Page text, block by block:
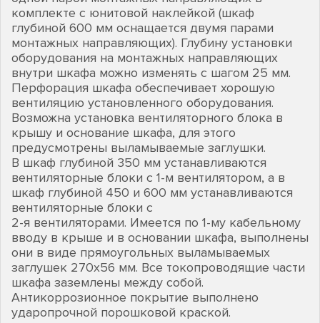
комплекте с юнитовой наклейкой (шкаф
глубиной 600 мм оснащается двумя парами
монтажных направляющих). Глубину установки
оборудования на монтажных направляющих
внутри шкафа можно изменять с шагом 25 мм.
Перфорация шкафа обеспечивает хорошую
вентиляцию установленного оборудования.
Возможна установка вентиляторного блока в
крышу и основание шкафа, для этого
предусмотрены выламываемые заглушки.
В шкаф глубиной 350 мм устанавливаются
вентиляторные блоки с 1-м вентилятором, а в
шкаф глубиной 450 и 600 мм устанавливаются
вентиляторные блоки с
2-я вентиляторами. Имеется по 1-му кабельному
вводу в крыше и в основании шкафа, выполнены
они в виде прямоугольных выламываемых
заглушек 270х56 мм. Все токопроводящие части
шкафа заземлены между собой.
Антикоррозионное покрытие выполнено
ударопрочной порошковой краской.